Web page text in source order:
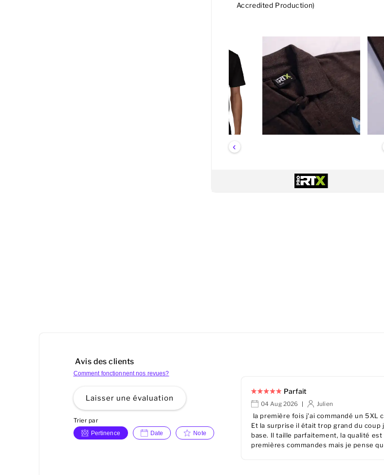
Accredited Production)
‹
Avis des clients
Comment fonctionnent nos revues?
Laisser une évaluation
Trier par
Pertinence Date Note
Parfait
04 Aug 2026 Julien
la première fois j'ai commandé un 5XL
Et la surprise il était trop grand du coup
base. Il taille parfaitement, la qualité
premières commandes mais je pense